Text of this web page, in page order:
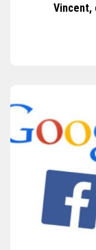
Vincent,